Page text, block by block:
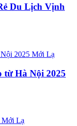
Du Lịch Vịnh
từ Hà Nội 2025